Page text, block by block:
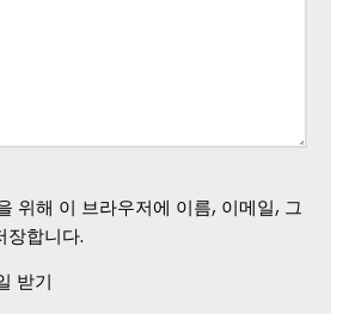
위해 이 브라우저에 이름, 이메일, 그
장합니다.
받기